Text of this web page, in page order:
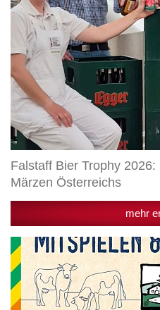
Falstaff Bier Trophy
Märzen Österreichs
mehr
Radlberger
Gewinnspiel